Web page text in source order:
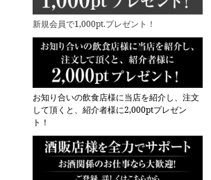
新規会員で1,000pt.プレゼント！
お知り合いの飲食店様に当店を紹介し、注文
して頂くと、紹介者様に2,000ptプレゼン
ト！